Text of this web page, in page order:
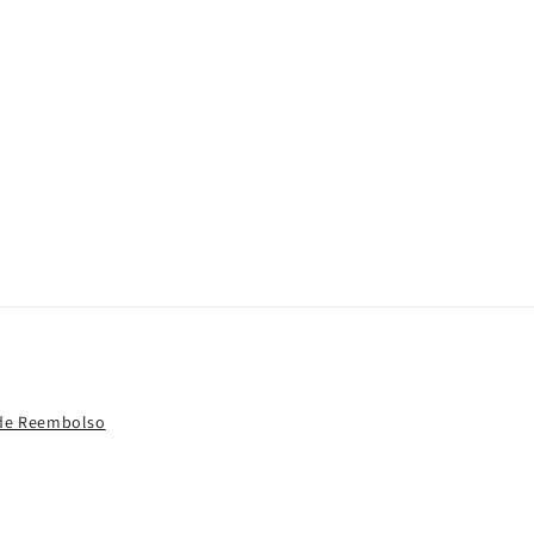
Reembolso